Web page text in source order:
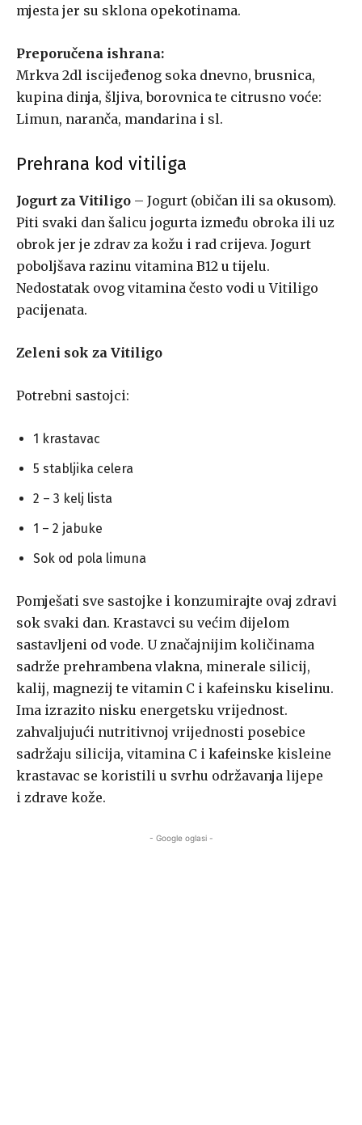
mjesta jer su sklona opekotinama.
Preporučena ishrana:
Mrkva 2dl iscijeđenog soka dnevno, brusnica,
kupina dinja, šljiva, borovnica te citrusno voće:
Limun, naranča, mandarina i sl.
Prehrana kod vitiliga
Jogurt za Vitiligo – Jogurt (običan ili sa okusom).
Piti svaki dan šalicu jogurta između obroka ili uz
obrok jer je zdrav za kožu i rad crijeva. Jogurt
poboljšava razinu vitamina B12 u tijelu.
Nedostatak ovog vitamina često vodi u Vitiligo
pacijenata.
Zeleni sok za Vitiligo
Potrebni sastojci:
1 krastavac
5 stabljika celera
2 – 3 kelj lista
1 – 2 jabuke
Sok od pola limuna
Pomješati sve sastojke i konzumirajte ovaj zdravi
sok svaki dan. Krastavci su većim dijelom
sastavljeni od vode. U značajnijim količinama
sadrže prehrambena vlakna, minerale silicij,
kalij, magnezij te vitamin C i kafeinsku kiselinu.
Ima izrazito nisku energetsku vrijednost.
zahvaljujući nutritivnoj vrijednosti posebice
sadržaju silicija, vitamina C i kafeinske kisleine
krastavac se koristili u svrhu održavanja lijepe
i zdrave kože.
- Google oglasi -